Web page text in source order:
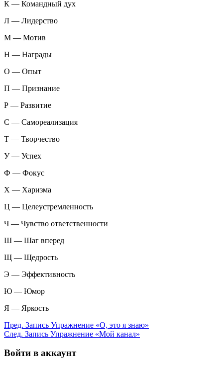
К — Командный дух
Л — Лидерство
М — Мотив
Н — Награды
О — Опыт
П — Признание
Р — Развитие
С — Самореализация
Т — Творчество
У — Успех
Ф — Фокус
Х — Харизма
Ц — Целеустремленность
Ч — Чувство ответственности
Ш — Шаг вперед
Щ — Щедрость
Э — Эффективность
Ю — Юмор
Я — Яркость
Пред. Запись Упражнение «О, это я знаю»
След. Запись Упражнение «Мой канал»
Войти в аккаунт